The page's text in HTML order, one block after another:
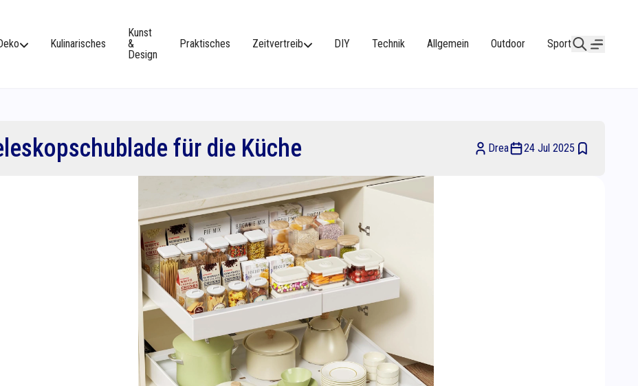
Kulinarisches
Kunst
&
Design
Praktisches Zeitvertreib DIY Technik Allgemein Outdoor Sport
für die Küche Drea 24 Jul 2025